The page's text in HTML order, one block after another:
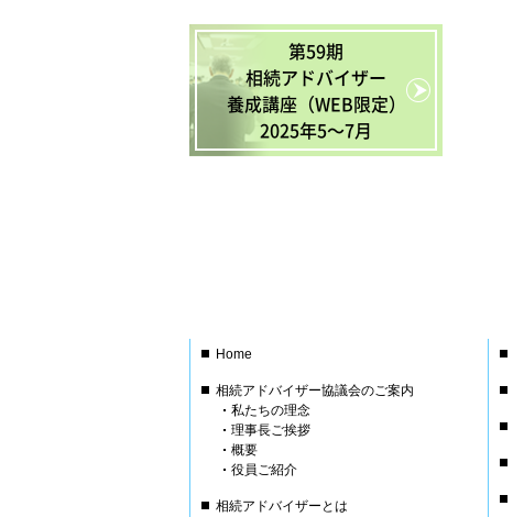
第59期
相続アドバイザー
養成講座（WEB限定）
2025年5〜7月
Home
相続アドバイザー協議会のご案内
私たちの理念
理事長ご挨拶
概要
役員ご紹介
相続アドバイザーとは